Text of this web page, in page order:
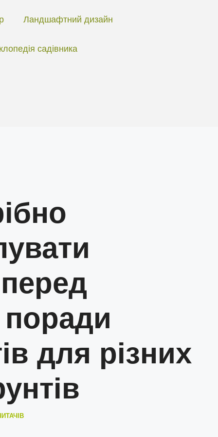
Ландшафтний дизайн
садівника
для різних